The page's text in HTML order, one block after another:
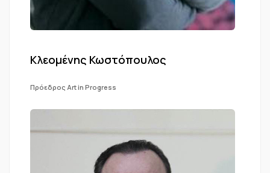
Κλεομένης Κωστόπουλος
Πρόεδρος Art in Progress